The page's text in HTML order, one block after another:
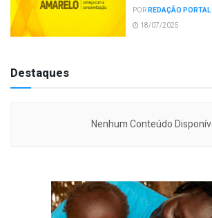
PORREDAÇÃO
18/07/2025
Destaques
Nenhum Conteúdo